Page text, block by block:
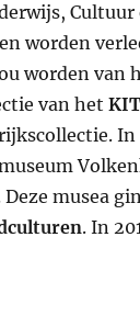
Cultuur
worden
worden van
van het KIT
In
musea
. In